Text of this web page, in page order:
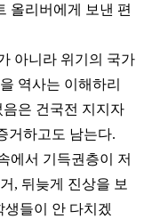
올리버에게 보낸 편
아니라 위기의 국가
역사는 이해하리
은 건국전 지지자
거하고도 남는다.
에서 기득권층이 저
, 뒤늦게 진상을 보
생들이 안 다치겠